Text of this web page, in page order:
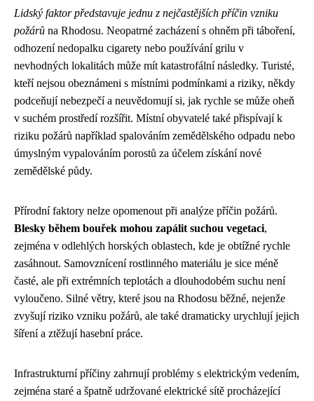
Lidský faktor představuje jednu z nejčastějších příčin vzniku
požárů na Rhodosu. Neopatrné zacházení s ohněm při táboření,
odhození nedopalku cigarety nebo používání grilu v
nevhodných lokalitách může mít katastrofální následky. Turisté,
kteří nejsou obeznámeni s místními podmínkami a riziky, někdy
podceňují nebezpečí a neuvědomují si, jak rychle se může oheň
v suchém prostředí rozšířit. Místní obyvatelé také přispívají k
riziku požárů například spalováním zemědělského odpadu nebo
úmyslným vypalováním porostů za účelem získání nové
zemědělské půdy.
Přírodní faktory nelze opomenout při analýze příčin požárů.
Blesky během bouřek mohou zapálit suchou vegetaci,
zejména v odlehlých horských oblastech, kde je obtížné rychle
zasáhnout. Samovznícení rostlinného materiálu je sice méně
časté, ale při extrémních teplotách a dlouhodobém suchu není
vyloučeno. Silné větry, které jsou na Rhodosu běžné, nejenže
zvyšují riziko vzniku požárů, ale také dramaticky urychlují jejich
šíření a ztěžují hasební práce.
Infrastrukturní příčiny zahrnují problémy s elektrickým vedením,
zejména staré a špatně udržované elektrické sítě procházející